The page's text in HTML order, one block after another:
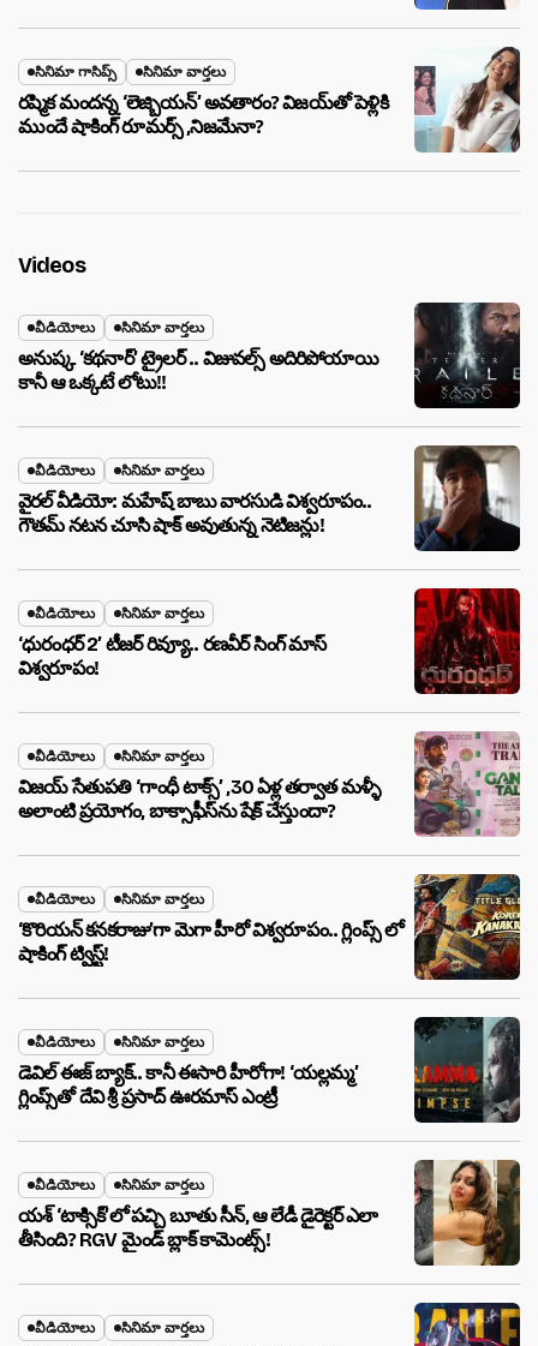
సినిమా గాసిప్స్ సినిమా వార్తలు
రష్మిక మందన్న ‘లెజ్బియన్’ అవతారం? విజయ్‌తో పెళ్లికి
ముందే షాకింగ్ రూమర్స్ ,నిజమేనా?
Videos
వీడియోలు సినిమా వార్తలు
అనుష్క ‘కథనార్’ ట్రైలర్ .. విజువల్స్ అదిరిపోయాయి
కానీ ఆ ఒక్కటే లోటు!!
వీడియోలు సినిమా వార్తలు
వైరల్ వీడియో: మహేష్ బాబు వారసుడి విశ్వరూపం..
గౌతమ్ నటన చూసి షాక్ అవుతున్న నెటిజన్లు!
వీడియోలు సినిమా వార్తలు
‘ధురంధర్ 2’ టీజర్ రివ్యూ.. రణవీర్ సింగ్ మాస్
విశ్వరూపం!
వీడియోలు సినిమా వార్తలు
విజయ్ సేతుపతి ‘గాంధీ టాక్స్’ ,30 ఏళ్ల తర్వాత మళ్ళీ
అలాంటి ప్రయోగం, బాక్సాఫీస్‌ను షేక్ చేస్తుందా?
వీడియోలు సినిమా వార్తలు
‘కొరియన్ కనకరాజు’గా మెగా హీరో విశ్వరూపం.. గ్లింప్స్ లో
షాకింగ్ ట్విస్ట్!
వీడియోలు సినిమా వార్తలు
డెవిల్ ఈజ్ బ్యాక్.. కానీ ఈసారి హీరోగా! ‘యల్లమ్మ’
గ్లింప్స్‌తో దేవి శ్రీ ప్రసాద్ ఊరమాస్ ఎంట్రీ
వీడియోలు సినిమా వార్తలు
యశ్ ‘టాక్సిక్’లో పచ్చి బూతు సీన్, ఆ లేడీ డైరెక్టర్ ఎలా
తీసింది? RGV మైండ్ బ్లాక్ కామెంట్స్!
వీడియోలు సినిమా వార్తలు